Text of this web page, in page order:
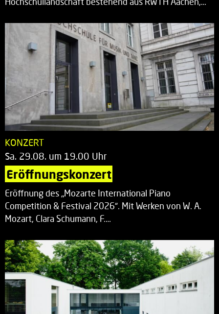
KONZERT
Sa. 29.08. um 19.00 Uhr
Eröffnungskonzert
Eröffnung des „Mozarte International Piano
Competition & Festival 2026“. Mit Werken von W. A.
Mozart, Clara Schumann, F.…